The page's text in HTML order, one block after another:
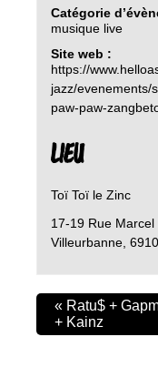
Catégorie
musique live
Site web :
https://
jazz/evenements/
paw-paw-
LIEU
Toï Toï le Zinc
17-19 Rue Marcel
Villeurbanne,
« Ratu$ +
+ Kainz